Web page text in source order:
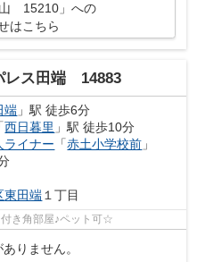
山 15210」への
はこちら
レス田端 14883
端 」駅 徒歩6分
「西日暮里 」駅 徒歩10分
ライナー 「赤土小学校前 」
東田端 １丁目
き角部屋♪ペット可☆
りません。